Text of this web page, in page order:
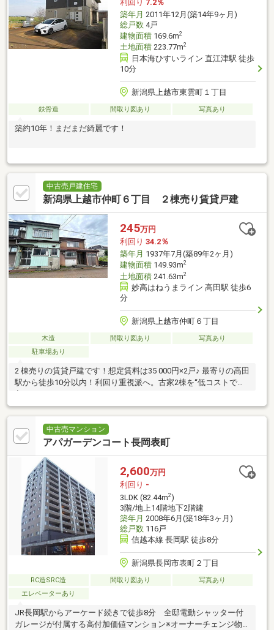
利回り 7.2％
築年月 2011年12月(築14年9ヶ月)
総戸数4戸
建物面積169.6m2
土地面積223.77m2
日本海ひすいライン 直江津駅 徒歩
10分
新潟県上越市東雲町１丁目
鉄骨造 間取り図あり 写真あり
築約10年！まだまだ綺麗です！
中古売戸建住宅
新潟県上越市仲町６丁目 ２棟売り賃貸戸建
245万円
利回り 34.2％
築年月 1937年7月(築89年2ヶ月)
建物面積149.93m2
土地面積241.63m2
妙高はねうまライン 高田駅 徒歩6
分
新潟県上越市仲町６丁目
木造 間取り図あり
写真あり
駐車場あり
2 棟売りの賃貸戸建です！想定賃料は35 000円×2戸♪ 最寄りの高田
駅から徒歩10分以内！利回り重視派へ。古家2棟を“低コストで仕
中古売マンション
アパガーデンコート長岡表町
2,600万円
利回り -
3LDK (82.44m2)
3階/地上14階地下2階建
築年月 2008年6月(築18年3ヶ月)
総戸数116戸
信越本線 長岡駅 徒歩8分
新潟県長岡市表町２丁目
RC造SRC造 間取り図あり
写真あり
エレベーターあり
JR長岡駅からアーケード続きで徒歩8分 全邸電動シャッター付
ガレージが付属する高付加価値マンション※オーナーチェンジ物